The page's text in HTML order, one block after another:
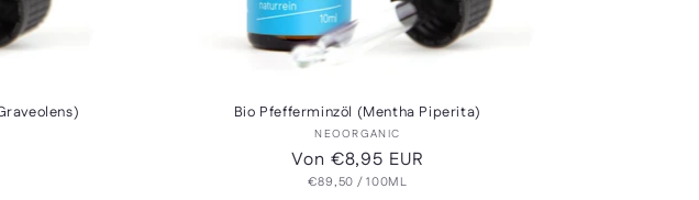
Bio Pfefferminzöl (Mentha Piperita)
Anbieter:
NEOORGANIC
Normaler
Preis
Von €8,95 EUR
GRUNDPREIS
€89,50 /PRO
100ML